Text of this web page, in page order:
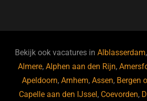
b
o
o
ky dI
n
Bekijk ook vacatures inAlblasserdam
Almere,Alphen aan den Rijn,
Apeldoorn,Arnhem,Assen, Bergen
Capelle aan den IJssel, Coevorden,